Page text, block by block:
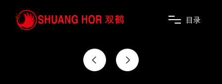
目录
用健康谱写你的幸福剧本